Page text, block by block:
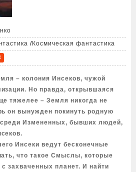
/Космическая фантастика
– колония Инсеков, чужой
Но правда, открывшаяся
тяжелее – Земля никогда не
он вынужден покинуть родную
среди Измененных, бывших людей,
Инсеки ведут бесконечные
что такое Смыслы, которые
захваченных планет. И найти